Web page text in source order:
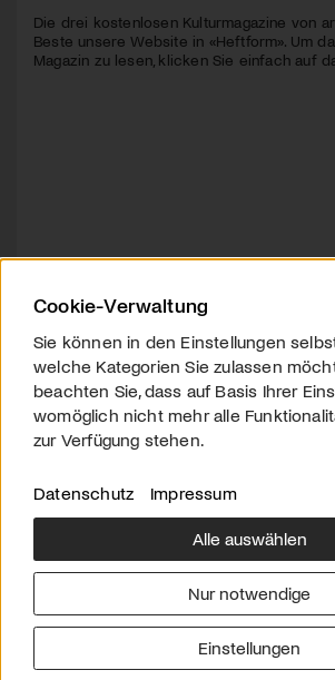
Die drei kostenlosen Kulturmagazine von
Beste unsere Website in «Heftform». Um
Magazin zu lesen, klicken Sie einfach auf
Über uns
Downloads
Werben
Cookie-Verwaltung
Sie können in den Einstellungen
welche Kategorien Sie zulassen
beachten Sie, dass auf Basis Ihrer
womöglich nicht mehr alle
zur Verfügung stehen.
Datenschutz Impressum
Alle auswählen
Nur notwendige
Einstellungen